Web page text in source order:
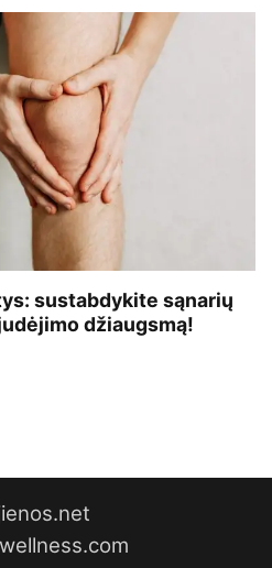
sustabdykite sąnarių
džiaugsmą!